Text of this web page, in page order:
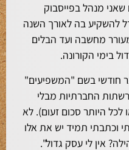
שאני מנהל בפייסבוק
להשקיע בה לאורך השנה
מחשבה ועד הבלים
בימי הקורונה.
חודשי בשם "המשפיעים"
החברתיות מבלי
היותר סכום זעום). לא
וכתבתי תמיד יש את אלו
אין לי עסק גדול".